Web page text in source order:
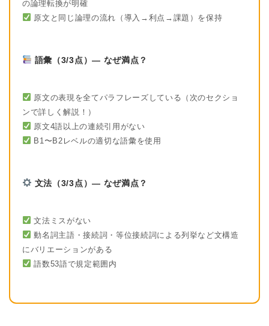
の論理転換が明確
原文と同じ論理の流れ（導入→利点→課題）を保持
語彙（3/3点）— なぜ満点？
原文の表現を全てパラフレーズしている（次のセクショ
ンで詳しく解説！）
原文4語以上の連続引用がない
B1〜B2レベルの適切な語彙を使用
文法（3/3点）— なぜ満点？
文法ミスがない
動名詞主語・接続詞・等位接続詞による列挙など文構造
にバリエーションがある
語数53語で規定範囲内